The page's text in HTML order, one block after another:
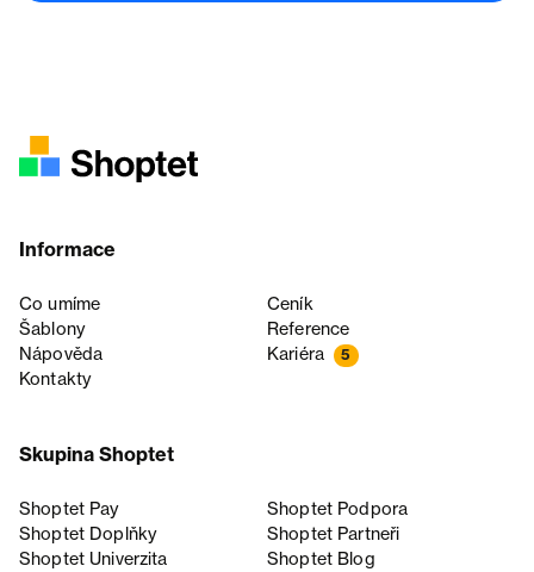
Informace
Co umíme
Ceník
Šablony
Reference
Nápověda
Kariéra 5
Kontakty
Skupina Shoptet
Shoptet Pay
Shoptet Podpora
Shoptet Doplňky
Shoptet Partneři
Shoptet Univerzita
Shoptet Blog